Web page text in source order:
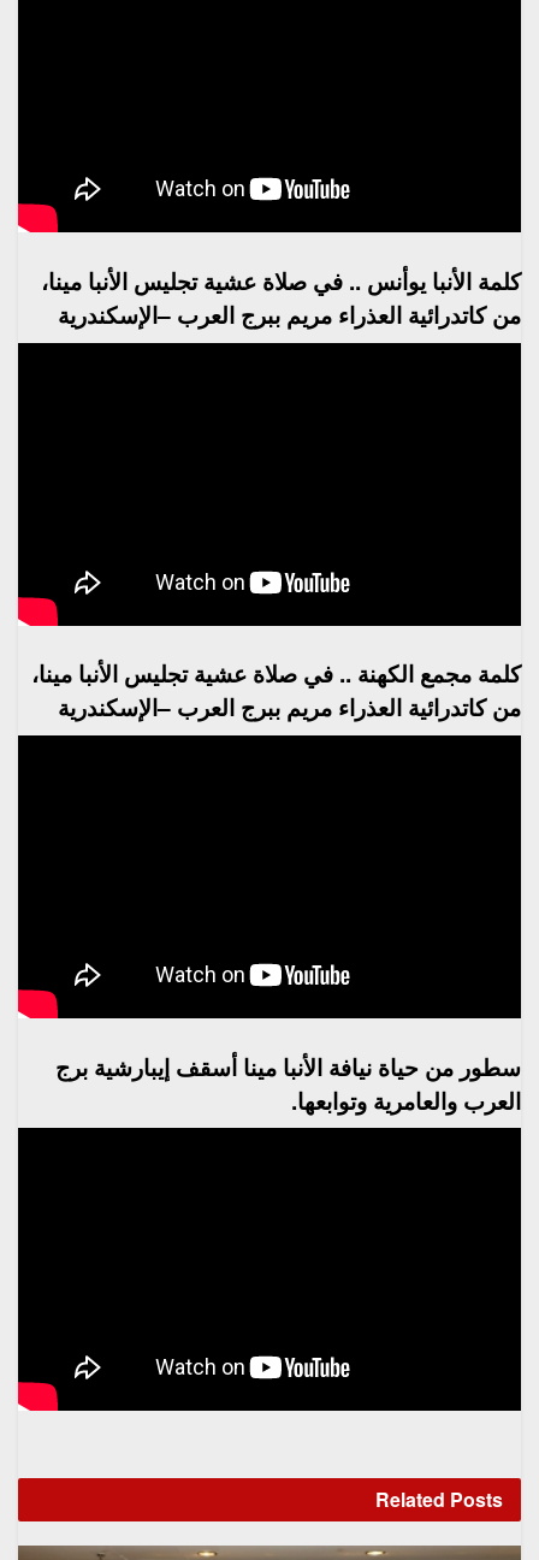
كلمة الأنبا يوأنس .. في صلاة عشية تجليس الأنبا مينا،
من كاتدرائية العذراء مريم ببرج العرب –الإسكندرية
كلمة مجمع الكهنة .. في صلاة عشية تجليس الأنبا مينا،
من كاتدرائية العذراء مريم ببرج العرب –الإسكندرية
سطور من حياة نيافة الأنبا مينا أسقف إيبارشية برج
العرب والعامرية وتوابعها.
Related Posts